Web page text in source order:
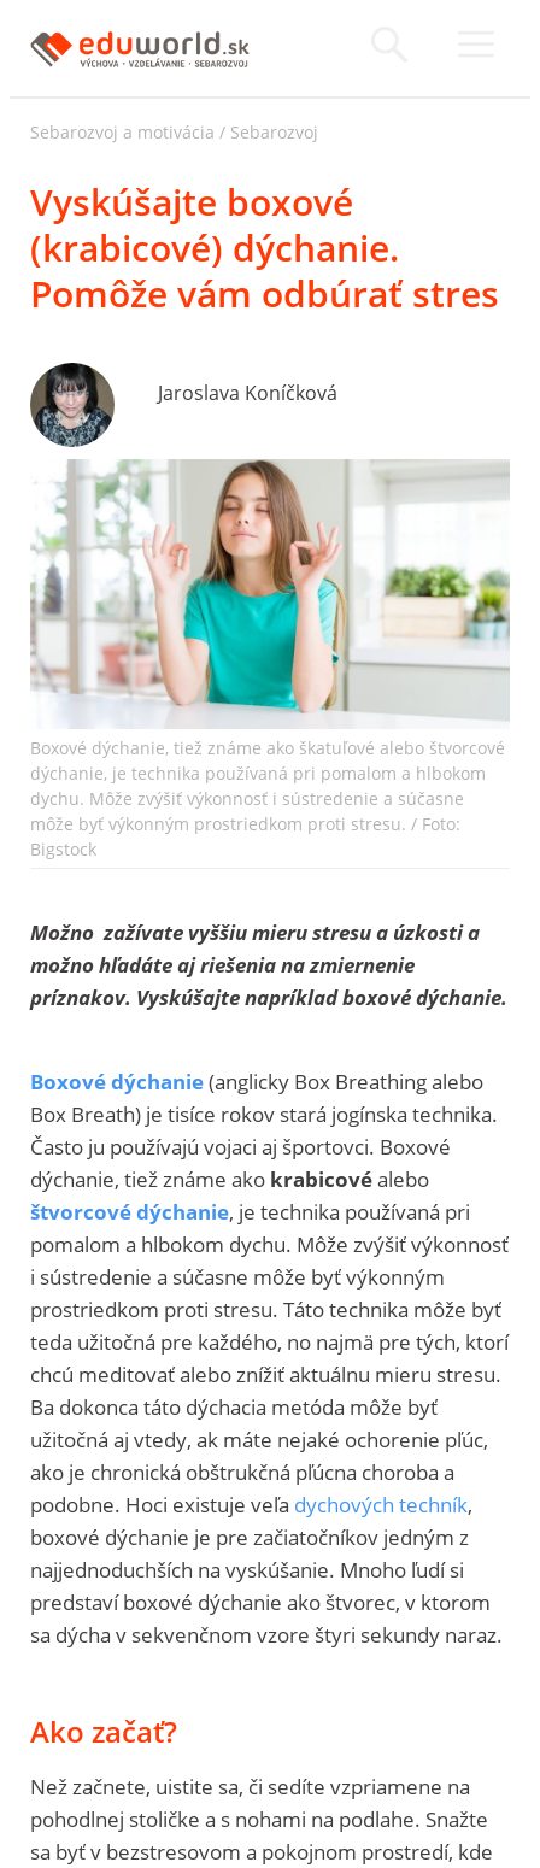
Sebarozvoj a motivácia / Sebarozvoj
Vyskúšajte boxové
(krabicové) dýchanie.
Pomôže vám odbúrať stres
Jaroslava Koníčková
Boxové dýchanie, tiež známe ako škatuľové alebo štvorcové
dýchanie, je technika používaná pri pomalom a hlbokom
dychu. Môže zvýšiť výkonnosť i sústredenie a súčasne
môže byť výkonným prostriedkom proti stresu. / Foto:
Bigstock
Možno zažívate vyššiu mieru stresu a úzkosti a
možno hľadáte aj riešenia na zmiernenie
príznakov. Vyskúšajte napríklad boxové dýchanie.
Boxové dýchanie(anglicky Box Breathing alebo
Box Breath) je tisíce rokov stará jogínska technika.
Často ju používajú vojaci aj športovci. Boxové
dýchanie, tiež známe ako krabicovéalebo
štvorcové dýchanie, je technika používaná pri
pomalom a hlbokom dychu. Môže zvýšiť výkonnosť
i sústredenie a súčasne môže byť výkonným
prostriedkom proti stresu. Táto technika môže byť
teda užitočná pre každého, no najmä pre tých, ktorí
chcú meditovať alebo znížiť aktuálnu mieru stresu.
Ba dokonca táto dýchacia metóda môže byť
užitočná aj vtedy, ak máte nejaké ochorenie pľúc,
ako je chronická obštrukčná pľúcna choroba a
podobne. Hoci existuje veľa dychových techník,
boxové dýchanie je pre začiatočníkov jedným z
najjednoduchších na vyskúšanie. Mnoho ľudí si
predstaví boxové dýchanie ako štvorec, v ktorom
sa dýcha v sekvenčnom vzore štyri sekundy naraz.
Ako začať?
Než začnete, uistite sa, či sedíte vzpriamene na
pohodlnej stoličke a s nohami na podlahe. Snažte
sa byť v bezstresovom a pokojnom prostredí, kde